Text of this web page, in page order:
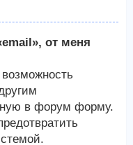
от меня
в форум форму.